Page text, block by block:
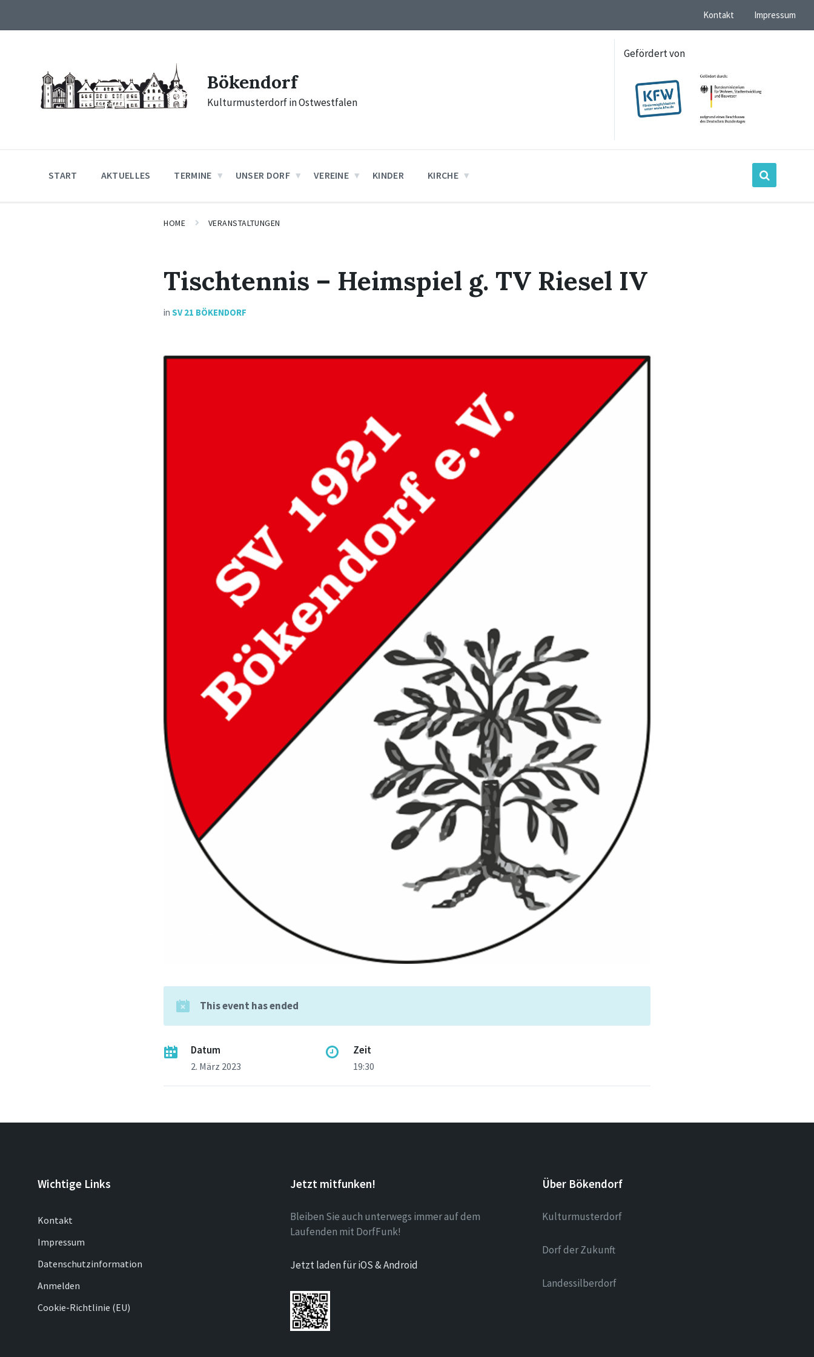
content
main
footer
Kontakt Impressum
Bökendorf
Kulturmusterdorf in Ostwestfalen
Gefördert von
START AKTUELLES TERMINE UNSER DORF VEREINE KINDER KIRCHE
HOME VERANSTALTUNGEN
Tischtennis – Heimspiel g. TV Riesel IV
inSV 21 BÖKENDORF
This event has ended
Datum
2. März 2023
Zeit
19:30
Wichtige Links
Kontakt
Impressum
Datenschutzinformation
Anmelden
Cookie-Richtlinie (EU)
Jetzt mitfunken!
Bleiben Sie auch unterwegs immer auf dem
Laufenden mit DorfFunk!
Jetzt laden für iOS & Android
Über Bökendorf
Kulturmusterdorf
Dorf der Zukunft
Landessilberdorf